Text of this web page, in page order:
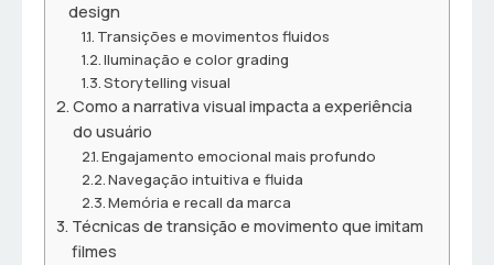
design
Transições e movimentos fluidos
Iluminação e color grading
Storytelling visual
Como a narrativa visual impacta a experiência
do usuário
Engajamento emocional mais profundo
Navegação intuitiva e fluida
Memória e recall da marca
Técnicas de transição e movimento que imitam
filmes